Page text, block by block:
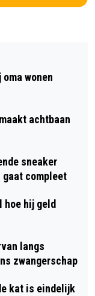
wonen
achtbaan
sneaker
compleet
hoe hij geld
langs
zwangerschap
kat is eindelijk